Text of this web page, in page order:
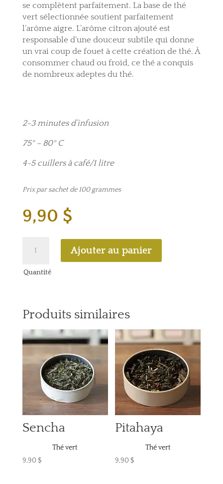
se complètent parfaitement. La base de thé
vert sélectionnée soutient parfaitement
l’arôme aigre. L’arôme citron ajouté est
responsable d’une douceur subtile qui donne
un vrai coup de fouet à cette création de thé. À
consommer chaud ou froid, ce thé a conquis
de nombreux adeptes du thé.
2-3 minutes d’infusion
75° – 80° C
4-5 cuillers à café/1 litre
Prix par sachet de 100 grammes
9,90 $
Citron
Ajouter au panier
Quantité
Produits similaires
Sencha
Thé vert
9,90$
Pitahaya
Thé vert
9,90$